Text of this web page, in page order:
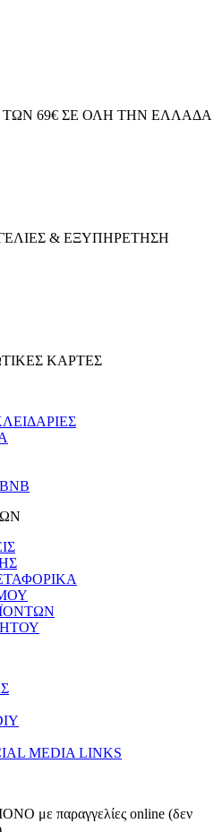
ΤΩΝ 69€ ΣΕ ΟΛΗ ΤΗΝ ΕΛΛΑΔΑ
& ΕΞΥΠΗΡΕΤΗΣΗ
ΚΑΡΤΕΣ
MEDIA LINKS
με παραγγελίες online (δεν